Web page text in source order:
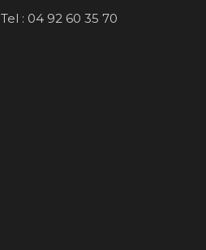
Tel : 04 92 60 35 70